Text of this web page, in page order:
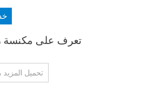
تعرف على مكنسة
تحميل